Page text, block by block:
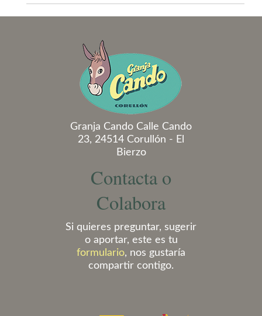
Granja Cando Calle Cando
23, 24514 Corullón - El
Bierzo
Contacta o
Colabora
Si quieres preguntar, sugerir
o aportar, este es tu
formulario, nos gustaría
compartir contigo.